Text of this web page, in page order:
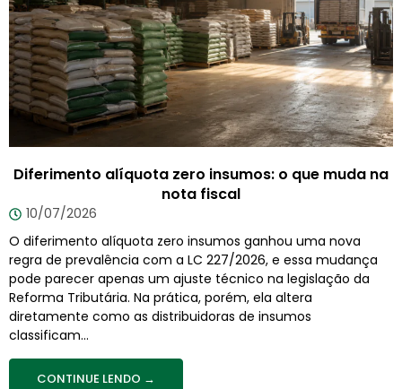
Diferimento alíquota zero insumos: o que muda na
nota fiscal
10/07/2026
O diferimento alíquota zero insumos ganhou uma nova
regra de prevalência com a LC 227/2026, e essa mudança
pode parecer apenas um ajuste técnico na legislação da
Reforma Tributária. Na prática, porém, ela altera
diretamente como as distribuidoras de insumos
classificam...
CONTINUE LENDO →